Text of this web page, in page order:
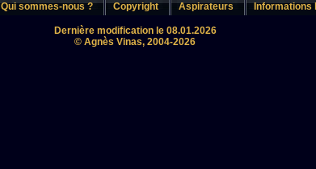
Qui sommes-nous ? Copyright Aspirateurs Informations
Dernière modification le 08.01.2026
© Agnès Vinas, 2004-2026